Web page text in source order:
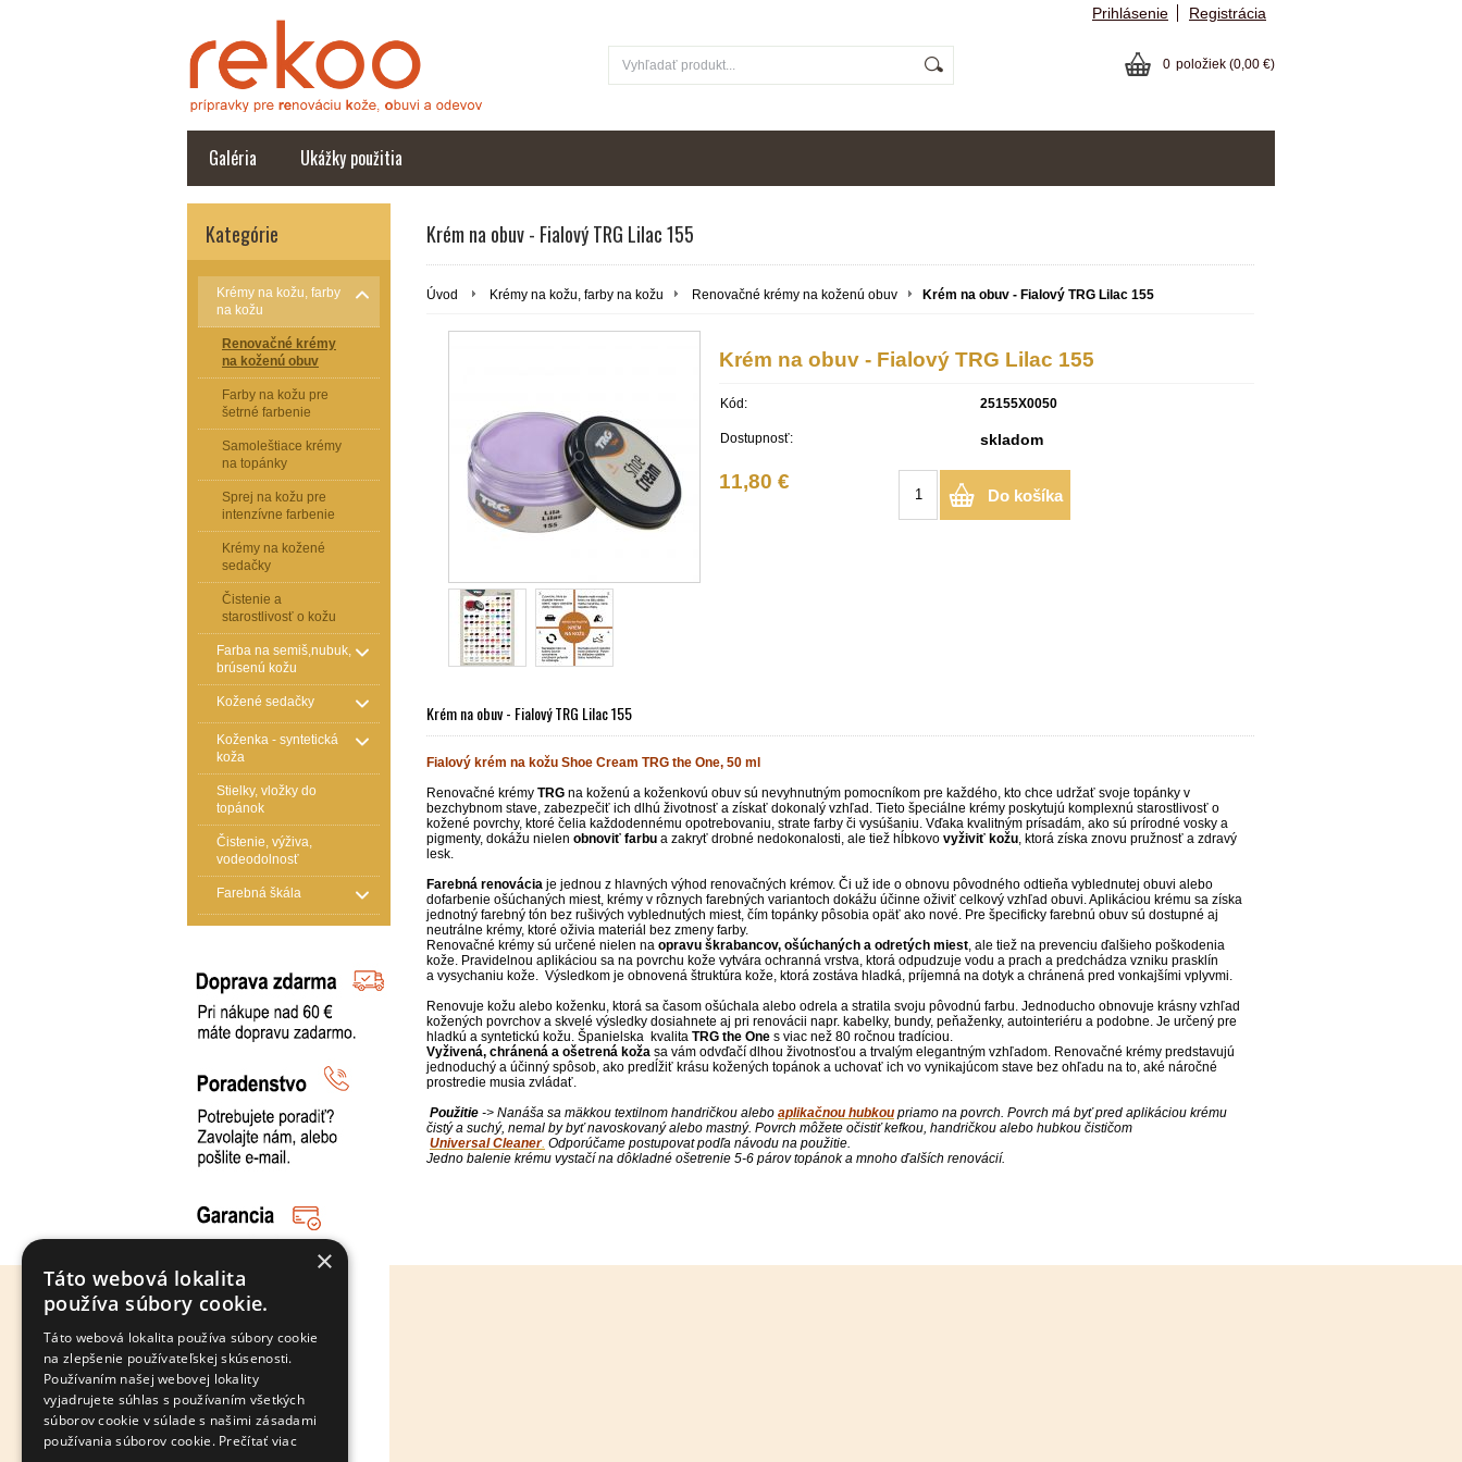
Prihlásenie Registrácia
0 položiek (0,00 €)
Galéria Ukážky použitia
Kategórie
Krémy na kožu, farby
na kožu
Renovačné krémy
na koženú obuv
Farby na kožu pre
šetrné farbenie
Samoleštiace krémy
na topánky
Sprej na kožu pre
intenzívne farbenie
Krémy na kožené
sedačky
Čistenie a
starostlivosť o kožu
Farba na semiš,nubuk,
brúsenú kožu
Kožené sedačky
Koženka - syntetická
koža
Stielky, vložky do
topánok
Čistenie, výživa,
vodeodolnosť
Farebná škála
Krém na obuv - Fialový TRG Lilac 155
Úvod Krémy na kožu, farby na kožu Renovačné krémy na koženú obuv Krém na obuv - Fialový TRG Lilac 155
Krém na obuv - Fialový TRG Lilac 155
Kód: 25155X0050
Dostupnosť: skladom
11,80 €
Do košíka
Krém na obuv - Fialový TRG Lilac 155
Fialový krém na kožu Shoe Cream TRG the One, 50 ml
Renovačné krémy TRG na koženú a koženkovú obuv sú nevyhnutným pomocníkom pre každého, kto chce udržať svoje topánky v
bezchybnom stave, zabezpečiť ich dlhú životnosť a získať dokonalý vzhľad. Tieto špeciálne krémy poskytujú komplexnú starostlivosť o
kožené povrchy, ktoré čelia každodennému opotrebovaniu, strate farby či vysúšaniu. Vďaka kvalitným prísadám, ako sú prírodné vosky a
pigmenty, dokážu nielen obnoviť farbu a zakryť drobné nedokonalosti, ale tiež hĺbkovo vyživiť kožu, ktorá získa znovu pružnosť a zdravý
lesk.
Farebná renovácia je jednou z hlavných výhod renovačných krémov. Či už ide o obnovu pôvodného odtieňa vyblednutej obuvi alebo
dofarbenie ošúchaných miest, krémy v rôznych farebných variantoch dokážu účinne oživiť celkový vzhľad obuvi. Aplikáciou krému sa získa
jednotný farebný tón bez rušivých vyblednutých miest, čím topánky pôsobia opäť ako nové. Pre špecificky farebnú obuv sú dostupné aj
neutrálne krémy, ktoré oživia materiál bez zmeny farby.
Renovačné krémy sú určené nielen na opravu škrabancov, ošúchaných a odretých miest, ale tiež na prevenciu ďalšieho poškodenia
kože. Pravidelnou aplikáciou sa na povrchu kože vytvára ochranná vrstva, ktorá odpudzuje vodu a prach a predchádza vzniku prasklín
a vysychaniu kože. Výsledkom je obnovená štruktúra kože, ktorá zostáva hladká, príjemná na dotyk a chránená pred vonkajšími vplyvmi.
Renovuje kožu alebo koženku, ktorá sa časom ošúchala alebo odrela a stratila svoju pôvodnú farbu. Jednoducho obnovuje krásny vzhľad
kožených povrchov a skvelé výsledky dosiahnete aj pri renovácii napr. kabelky, bundy, peňaženky, autointeriéru a podobne. Je určený pre
hladkú a syntetickú kožu. Španielska kvalita TRG the One s viac než 80 ročnou tradíciou.
Vyživená, chránená a ošetrená koža sa vám odvďačí dlhou životnosťou a trvalým elegantným vzhľadom. Renovačné krémy predstavujú
jednoduchý a účinný spôsob, ako predĺžiť krásu kožených topánok a uchovať ich vo vynikajúcom stave bez ohľadu na to, aké náročné
prostredie musia zvládať.
Použitie -> Nanáša sa mäkkou textilnom handričkou alebo aplikačnou hubkou priamo na povrch. Povrch má byť pred aplikáciou krému
čistý a suchý, nemal by byť navoskovaný alebo mastný. Povrch môžete očistiť kefkou, handričkou alebo hubkou čističom
Universal Cleaner. Odporúčame postupovat podľa návodu na použitie.
Jedno balenie krému vystačí na dôkladné ošetrenie 5-6 párov topánok a mnoho ďalších renovácií.
×
Táto webová lokalita
používa súbory cookie.
Táto webová lokalita používa súbory cookie
na zlepšenie používateľskej skúsenosti.
Používaním našej webovej lokality
vyjadrujete súhlas s používaním všetkých
súborov cookie v súlade s našimi zásadami
používania súborov cookie. Prečítať viac